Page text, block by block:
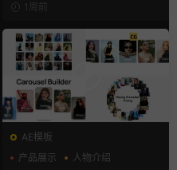
1周前
AE模板
产品展示
人物介绍